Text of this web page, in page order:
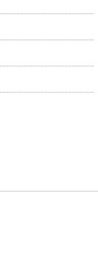
イル表示